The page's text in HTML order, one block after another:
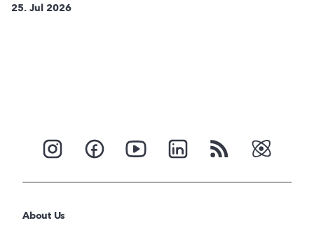
25. Jul 2026
About Us